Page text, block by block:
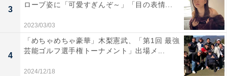
3
ローブ姿に「可愛すぎんぞ～」「目の表情...
2023/03/03
4
「めちゃめちゃ豪華」木梨憲武、「第1回 最強
芸能ゴルフ選手権トーナメント」出場メ...
2024/12/18